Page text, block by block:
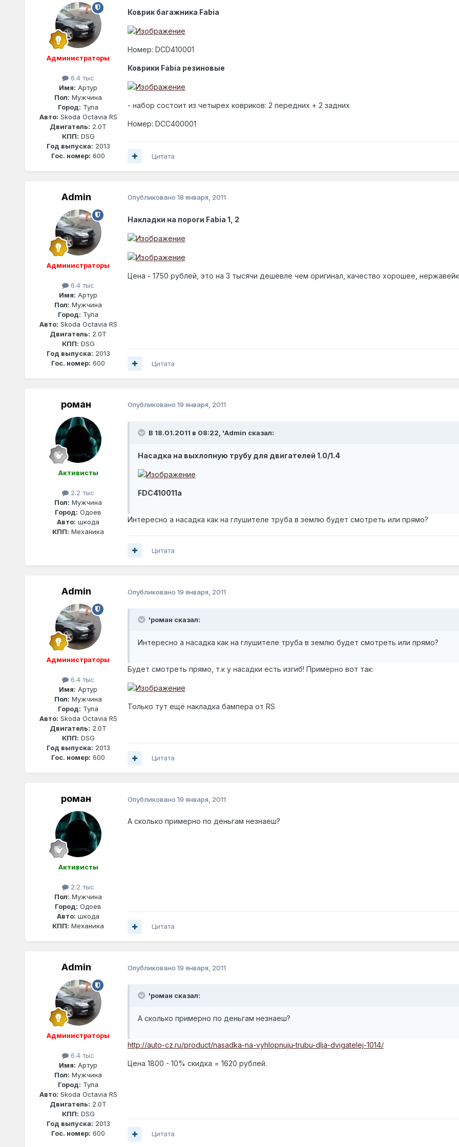
Администраторы
6.4 тыс
Имя: Артур
Пол: Мужчина
Город: Тула
Авто: Skoda Octavia RS
Двигатель: 2.0T
КПП: DSG
Год выпуска: 2013
Гос. номер: 600
Коврик багажника Fabia
Номер: DCD410001
Коврики Fabia резиновые
- набор состоит из четырех ковриков: 2 передних + 2 задних
Номер: DCC400001
Цитата
Admin
Администраторы
6.4 тыс
Имя: Артур
Пол: Мужчина
Город: Тула
Авто: Skoda Octavia RS
Двигатель: 2.0T
КПП: DSG
Год выпуска: 2013
Гос. номер: 600
Опубликовано 18 января, 2011
Накладки на пороги Fabia 1, 2
Цена - 1750 рублей, это на 3 тысячи дешевле чем оригинал, качество хорошее,
Цитата
роман
Активисты
2.2 тыс
Пол: Мужчина
Город: Одоев
Авто: шкода
КПП: Механика
Опубликовано 19 января, 2011
В 18.01.2011 в 08:22, 'Admin сказал:
Насадка на выхлопную трубу для двигателей 1.0/1.4
FDC410011a
Интересно а насадка как на глушителе труба в землю будет смотреть или прямо?
Цитата
Admin
Администраторы
6.4 тыс
Имя: Артур
Пол: Мужчина
Город: Тула
Авто: Skoda Octavia RS
Двигатель: 2.0T
КПП: DSG
Год выпуска: 2013
Гос. номер: 600
Опубликовано 19 января, 2011
'роман сказал:
Интересно а насадка как на глушителе труба в землю будет смотреть или прямо?
Будет смотреть прямо, т.к у насадки есть изгиб! Примерно вот так:
Только тут ещё накладка бампера от RS
Цитата
роман
Активисты
2.2 тыс
Пол: Мужчина
Город: Одоев
Авто: шкода
КПП: Механика
Опубликовано 19 января, 2011
А сколько примерно по деньгам незнаеш?
Цитата
Admin
Администраторы
6.4 тыс
Имя: Артур
Пол: Мужчина
Город: Тула
Авто: Skoda Octavia RS
Двигатель: 2.0T
КПП: DSG
Год выпуска: 2013
Гос. номер: 600
Опубликовано 19 января, 2011
'роман сказал:
А сколько примерно по деньгам незнаеш?
http://auto-cz.ru/product/nasadka-na-vyhlopnuju-trubu-dlja-dvigatelej-1014/
Цена 1800 - 10% скидка = 1620 рублей.
Цитата